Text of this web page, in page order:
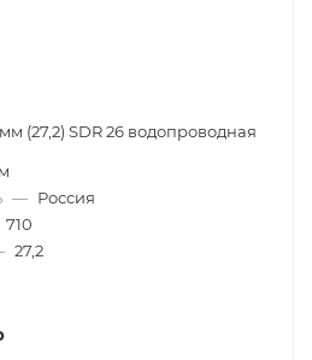
(27,2) SDR 26 водопроводная
— Россия
710
27,2